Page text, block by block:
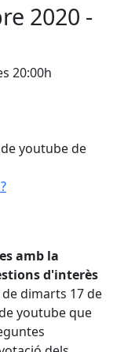
2020 -
20:00h
youtube de
amb la
d'interès
dimarts 17 de
youtube que